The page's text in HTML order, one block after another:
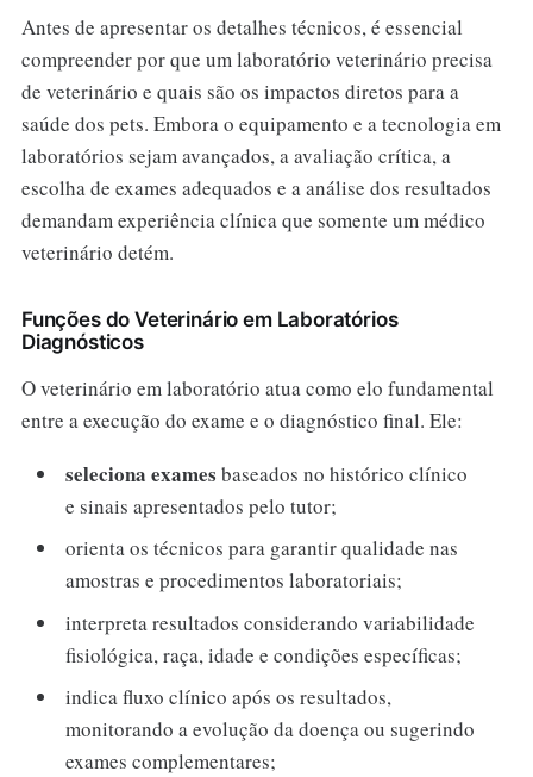
Antes de apresentar os detalhes técnicos, é essencial
compreender por que um laboratório veterinário precisa
de veterinário e quais são os impactos diretos para a
saúde dos pets. Embora o equipamento e a tecnologia em
laboratórios sejam avançados, a avaliação crítica, a
escolha de exames adequados e a análise dos resultados
demandam experiência clínica que somente um médico
veterinário detém.
Funções do Veterinário em Laboratórios
Diagnósticos
O veterinário em laboratório atua como elo fundamental
entre a execução do exame e o diagnóstico final. Ele:
seleciona exames baseados no histórico clínico
e sinais apresentados pelo tutor;
orienta os técnicos para garantir qualidade nas
amostras e procedimentos laboratoriais;
interpreta resultados considerando variabilidade
fisiológica, raça, idade e condições específicas;
indica fluxo clínico após os resultados,
monitorando a evolução da doença ou sugerindo
exames complementares;